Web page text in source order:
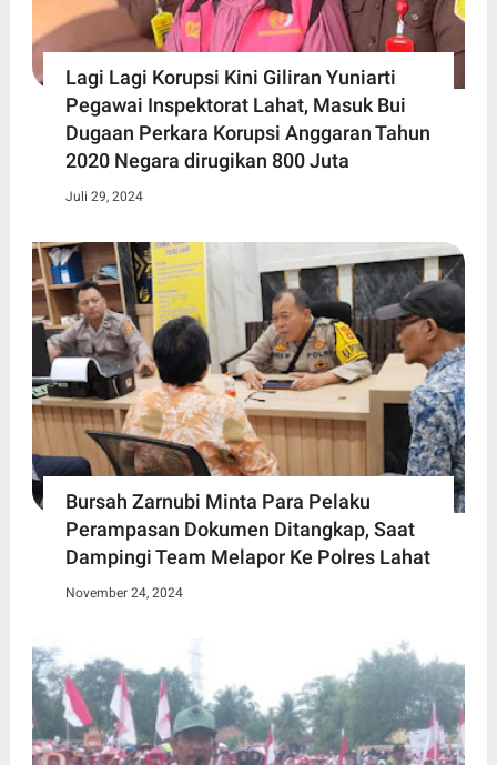
Lagi Lagi Korupsi Kini Giliran Yuniarti
Pegawai Inspektorat Lahat, Masuk Bui
Dugaan Perkara Korupsi Anggaran Tahun
2020 Negara dirugikan 800 Juta
Juli 29, 2024
Bursah Zarnubi Minta Para Pelaku
Perampasan Dokumen Ditangkap, Saat
Dampingi Team Melapor Ke Polres Lahat
November 24, 2024